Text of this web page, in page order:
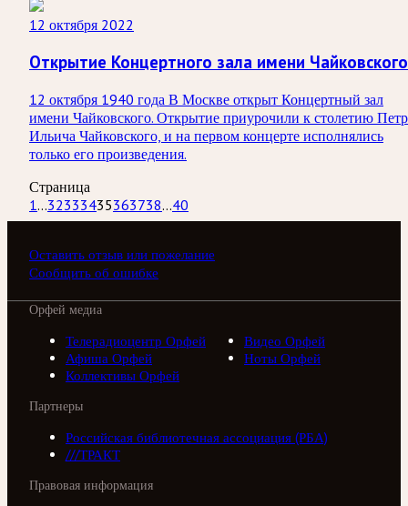
12 октября 2022
Открытие Концертного зала имени Чайковского
12 октября 1940 года В Москве открыт Концертный зал
имени Чайковского. Открытие приурочили к столетию
Ильича Чайковского, и на первом концерте исполнялись
только его произведения.
Страница
1...32333435363738...40
Оставить отзыв или пожелание
Сообщить об ошибке
Орфей медиа
Телерадиоцентр Орфей
Видео Орфей
Афиша Орфей
Ноты Орфей
Коллективы Орфей
Партнеры
Российская библиотечная ассоциация (РБА)
///ТРАКТ
Правовая информация